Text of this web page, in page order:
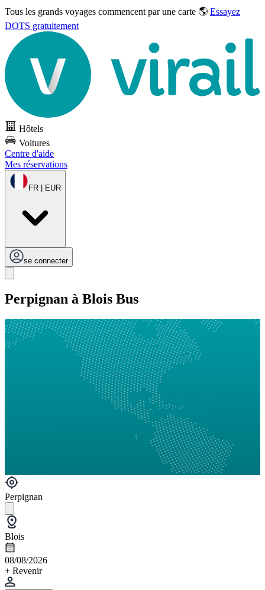
Tous les grands voyages commencent par une carte 🌎 Essayez
DOTS gratuitement
Hôtels
Voitures
Centre d'aide
Mes réservations
FR | EUR
se connecter
Perpignan à Blois Bus
Perpignan
Blois
08/08/2026
+ Revenir